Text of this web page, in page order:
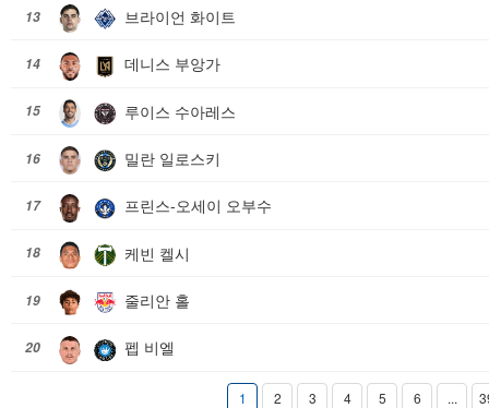
13 브라이언 화이트
14 데니스 부앙가
15 루이스 수아레스
16 밀란 일로스키
17 프린스-오세이 오부수
18 케빈 켈시
19 줄리안 홀
20 펩 비엘
1 2 3 4 5 6 ...